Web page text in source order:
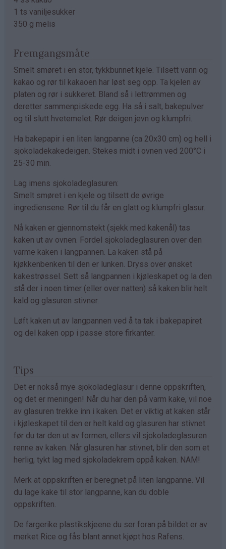
1 ts vaniljesukker
350 g melis
Fremgangsmåte
Smelt smøret i en stor, tykkbunnet kjele. Tilsett vann og
kakao og rør til kakaoen har løst seg opp. Ta kjelen av
platen og rør i sukkeret. Bland så i lettrømmen og
deretter sammenpiskede egg. Ha så i salt, bakepulver
og til slutt hvetemelet. Rør deigen jevn og klumpfri.
Ha bakepapir i en liten langpanne (ca 20x30 cm) og hell i
sjokoladekakedeigen. Stekes midt i ovnen ved 200°C i
25-30 min.
Lag imens sjokoladeglasuren:
Smelt smøret i en kjele og tilsett de øvrige
ingrediensene. Rør til du får en glatt og klumpfri glasur.
Nå kaken er gjennomstekt (sjekk med kakenål) tas
kaken ut av ovnen. Fordel sjokoladeglasuren over den
varme kaken i langpannen. La kaken stå på
kjøkkenbenken til den er lunken. Dryss over ønsket
kakestrøssel. Sett så langpannen i kjøleskapet og la den
stå der i noen timer (eller over natten) så kaken blir helt
kald og glasuren stivner.
Løft kaken ut av langpannen ved å ta tak i bakepapiret
og del kaken opp i passe store firkanter.
Tips
Det er nokså mye sjokoladeglasur i denne oppskriften,
og det er meningen! Når du har den på varm kake, vil noe
av glasuren trekke inn i kaken. Det er viktig at kaken står
i kjøleskapet til den er helt kald og glasuren har stivnet
før du tar den ut av formen, ellers vil sjokoladeglasuren
renne av kaken. Når glasuren har stivnet, blir den som et
herlig, tykt lag med sjokoladekrem oppå kaken. NAM!
Merk at oppskriften er beregnet på liten langpanne. Vil
du lage kake til stor langpanne, kan du doble
oppskriften.
De fargerike plastikskjeene du ser foran på bildet er av
merket Rice og fås blant annet kjøpt hos Rafens.